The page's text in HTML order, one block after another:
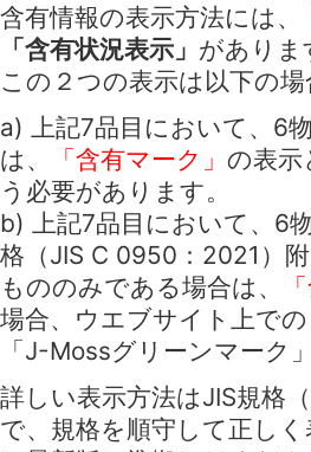
含有情報の表示方法には、
「含有状況表示」 がありま
この２つの表示は以下の場
a) 上記7品目において、6
は、
「含有マーク」 の表示
う必要があります。
b) 上記7品目において、6
格（JIS C 0950：2021）
もののみである場合は、
場合、ウエブサイト上での
「J-Mossグリーンマーク
詳しい表示方法はJIS規格
で、規格を順守して正し